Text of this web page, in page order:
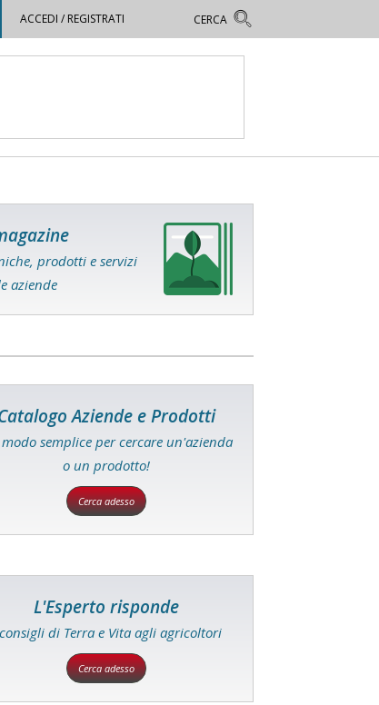
ACCEDI / REGISTRATI
prodotti e servizi
aziende
Aziende e Prodotti
semplice per cercare un'azienda
o un prodotto!
Cerca adesso
L'Esperto risponde
di Terra e Vita agli agricoltori
Cerca adesso